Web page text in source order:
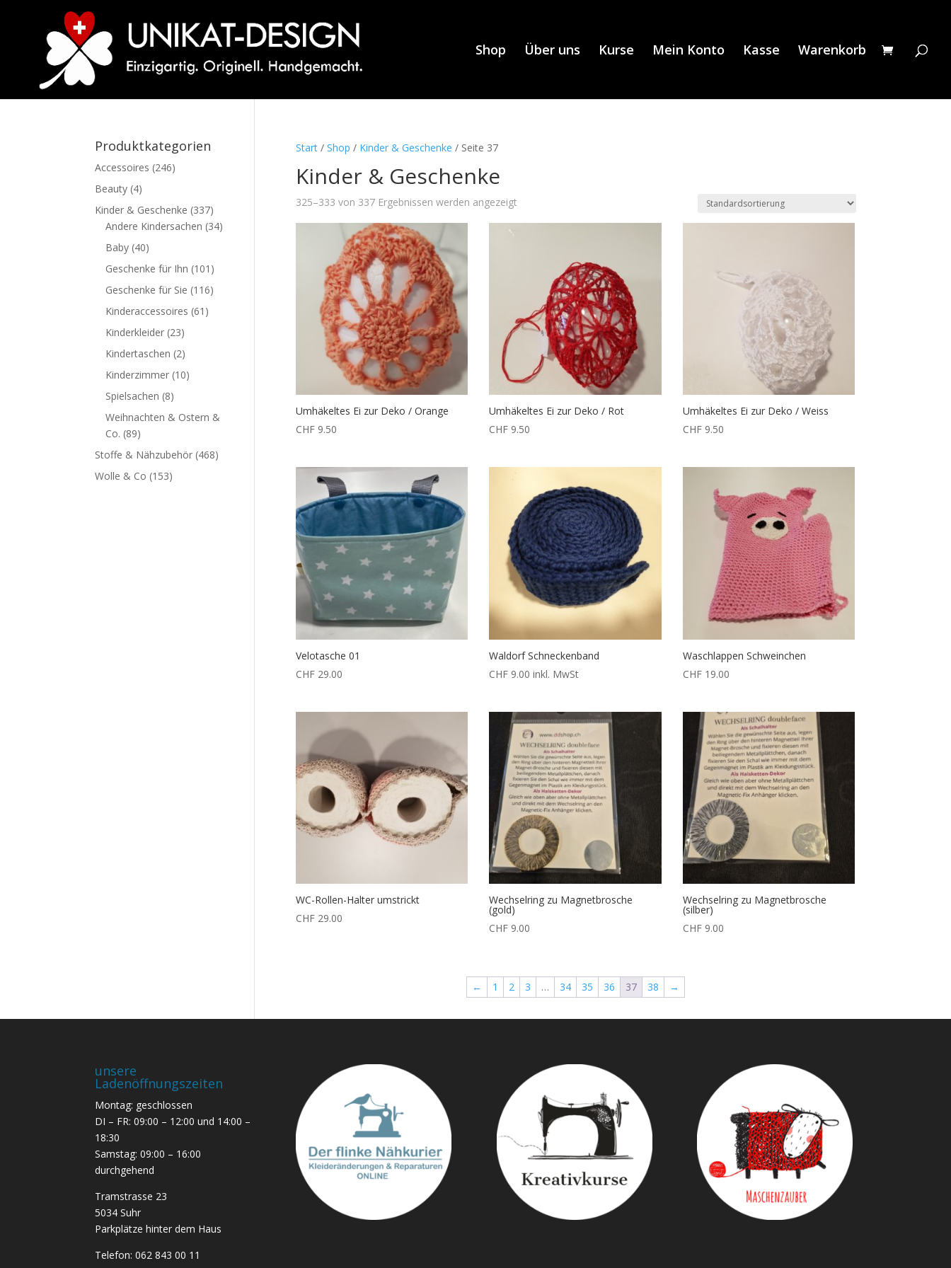
Shop Über uns Kurse Mein Konto Kasse Warenkorb
Start/ Shop / Kinder & Geschenke / Seite 37
Kinder & Geschenke
325–333 von 337 Ergebnissen werden angezeigt
Umhäkeltes Ei zur Deko / Orange
CHF9.50
Umhäkeltes Ei zur Deko / Rot
CHF 9.50
Umhäkeltes Ei zur Deko / Weiss
CHF9.50
Velotasche 01
CHF29.00
Waldorf Schneckenband
CHF 9.00 inkl. MwSt
Waschlappen Schweinchen
CHF19.00
WC-Rollen-Halter umstrickt
CHF29.00
Wechselring zu Magnetbrosche
(gold)
CHF 9.00
Wechselring zu Magnetbrosche
(silber)
CHF9.00
← 1 2 3 … 34 35 36 37 38 →
Produktkategorien
Accessoires (246)
Beauty (4)
Kinder & Geschenke (337)
Andere Kindersachen (34)
Baby (40)
Geschenke für Ihn (101)
Geschenke für Sie (116)
Kinderaccessoires (61)
Kinderkleider (23)
Kindertaschen (2)
Kinderzimmer (10)
Spielsachen (8)
Weihnachten & Ostern &
Co. (89)
Stoffe & Nähzubehör (468)
Wolle & Co (153)
unsere
Ladenöffnungszeiten
Montag: geschlossen
DI – FR: 09:00 – 12:00 und 14:00 –
18:30
Samstag: 09:00 – 16:00
durchgehend
Tramstrasse 23
5034 Suhr
Parkplätze hinter dem Haus
Telefon:062 843 00 11